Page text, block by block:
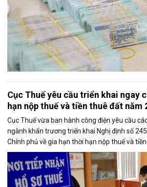
Cục Thuế yêu cầu triển khai ngay
hạn nộp thuế và tiền thuê đất năm
Cục Thuế vừa ban hành công điện yêu cầu
ngành khẩn trương triển khai Nghị định số
Chính phủ về gia hạn thời hạn nộp thuế và
2026, nhằm bảo đảm chính sách nhanh
hỗ trợ kịp thời cho người nộp thuế.